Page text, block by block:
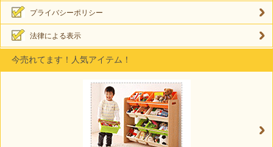
プライバシーポリシー
法律による表示
今売れてます！人気アイテム！